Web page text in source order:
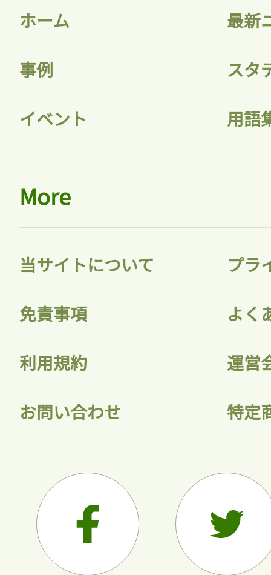
記事をお気に入りに
ログインが必
会員登録
ホーム 最新
事例 スタ
イベント 用語
More
当サイトについて プラ
免責事項 よく
利用規約 運営
お問い合わせ 特定